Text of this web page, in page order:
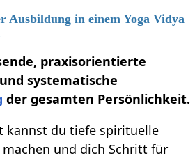
Ausbildung in einem Yoga Vidya
praxisorientierte
systematische
der gesamten Persönlichkeit.
kannst du tiefe spirituelle
machen und dich Schritt für